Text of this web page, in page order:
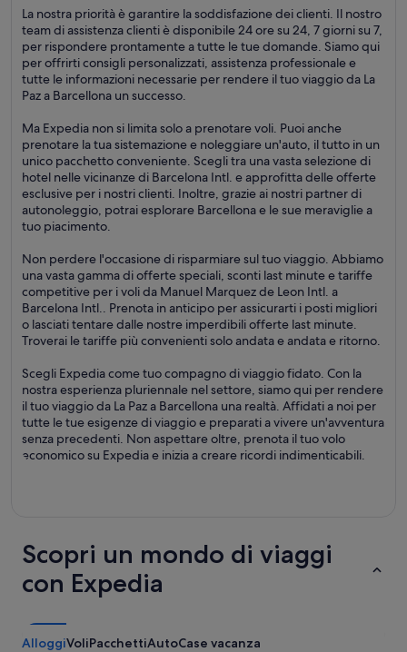
La nostra priorità è garantire la soddisfazione dei clienti. Il nostro
team di assistenza clienti è disponibile 24 ore su 24, 7 giorni su 7,
per rispondere prontamente a tutte le tue domande. Siamo qui
per offrirti consigli personalizzati, assistenza professionale e
tutte le informazioni necessarie per rendere il tuo viaggio da La
Paz a Barcellona un successo.
Ma Expedia non si limita solo a prenotare voli. Puoi anche
prenotare la tua sistemazione e noleggiare un'auto, il tutto in un
unico pacchetto conveniente. Scegli tra una vasta selezione di
hotel nelle vicinanze di Barcelona Intl. e approfitta delle offerte
esclusive per i nostri clienti. Inoltre, grazie ai nostri partner di
autonoleggio, potrai esplorare Barcellona e le sue meraviglie a
tuo piacimento.
Non perdere l'occasione di risparmiare sul tuo viaggio. Abbiamo
una vasta gamma di offerte speciali, sconti last minute e tariffe
competitive per i voli da Manuel Marquez de Leon Intl. a
Barcelona Intl.. Prenota in anticipo per assicurarti i posti migliori
o lasciati tentare dalle nostre imperdibili offerte last minute.
Troverai le tariffe più convenienti solo andata e andata e ritorno.
Scegli Expedia come tuo compagno di viaggio fidato. Con la
nostra esperienza pluriennale nel settore, siamo qui per rendere
il tuo viaggio da La Paz a Barcellona una realtà. Affidati a noi per
tutte le tue esigenze di viaggio e preparati a vivere un'avventura
senza precedenti. Non aspettare oltre, prenota il tuo volo
economico su Expedia e inizia a creare ricordi indimenticabili.
Scopri un mondo di viaggi
con Expedia
AlloggiVoliPacchettiAutoCase vacanza